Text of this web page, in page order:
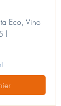
Eco, Vino
l